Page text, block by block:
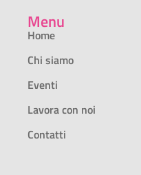
Menu
Home
Chi siamo
Eventi
Lavora con noi
Contatti